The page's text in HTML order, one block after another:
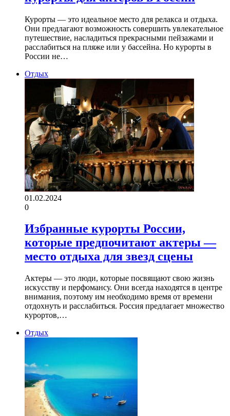
Курорты — это идеальное место для релакса и отдыха.
Они предлагают возможность совершить увлекательное
путешествие, насладиться прекрасными пейзажами и
расслабиться на пляже или у бассейна. Но курорты в
России не…
Отдых
01.02.2024
0
Избранные курорты России,
которые предпочитают актеры —
место отдыха для звезд сцены
Актеры — это люди, которые посвящают свою жизнь
искусству и перфомансу. Они всегда находятся в центре
внимания, поэтому им необходимо время от времени
отдохнуть и расслабиться. Россия предлагает множество
курортов,…
Отдых